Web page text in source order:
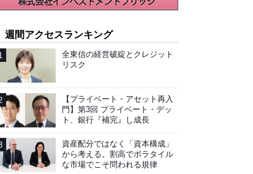
週間アクセスランキング
全東信の経営破綻とクレジット
リスク
【プライベート・アセット再入
門】第3回 プライベート・デッ
ト、銀行『補完』し成長
資産配分ではなく「資本構成」
から考える。割高でボラタイル
な市場でこそ問われる規律